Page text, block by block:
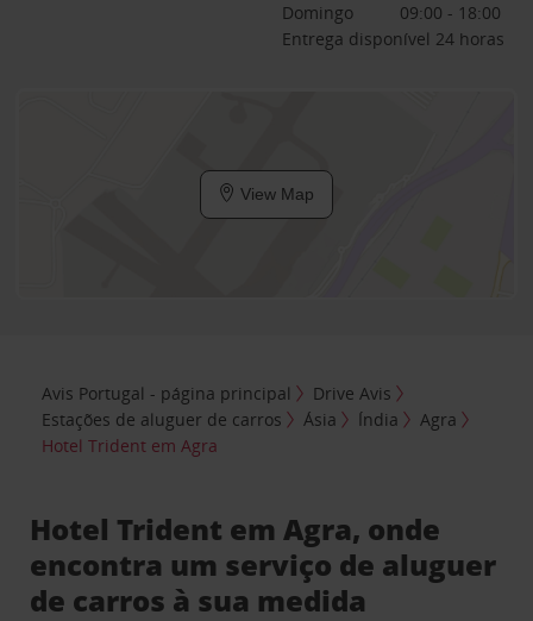
Domingo
09:00 - 18:00
Entrega disponível 24 horas
View Map
Avis Portugal - página principal
Drive Avis
Estações de aluguer de carros
Ásia Índia
Agra
Hotel Trident em Agra
Hotel Trident em Agra, onde
encontra um serviço de aluguer
de carros à sua medida